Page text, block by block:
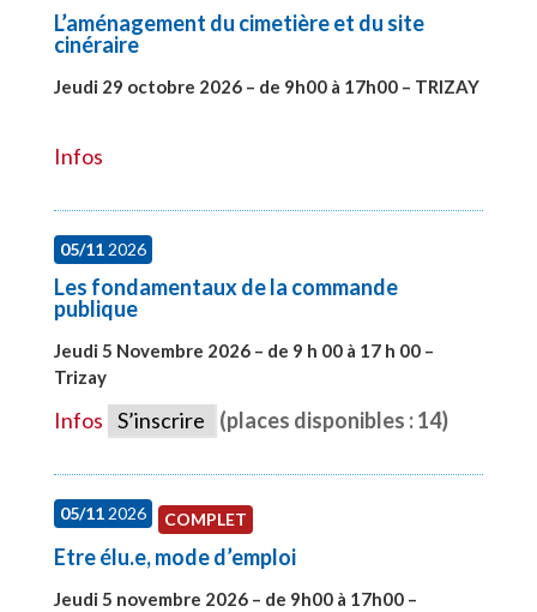
L’aménagement du cimetière et du site
cinéraire
Jeudi 29 octobre 2026 – de 9h00 à 17h00 – TRIZAY
Infos
05/112026
Les fondamentaux de la commande
publique
Jeudi 5 Novembre 2026 – de 9 h 00 à 17 h 00 –
Trizay
Infos S’inscrire (places disponibles : 14)
05/112026 COMPLET
Etre élu.e, mode d’emploi
Jeudi 5 novembre 2026 – de 9h00 à 17h00 –